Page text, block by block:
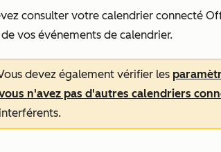
consulter votre calendrier connecté
vos événements de calendrier.
devez également vérifier les
n'avez pas d'autres calendriers